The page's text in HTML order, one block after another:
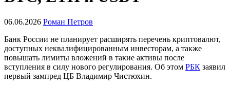
06.06.2026 Роман Петров
Банк России не планирует расширять перечень криптовалют,
доступных неквалифицированным инвесторам, а также
повышать лимиты вложений в такие активы после
вступления в силу нового регулирования. Об этом РБК заявил
первый зампред ЦБ Владимир Чистюхин.